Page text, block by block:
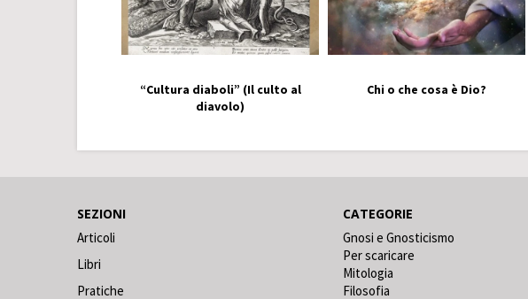
“Cultura diaboli” (Il culto al
diavolo)
Chi o che cosa è Dio?
SEZIONI
Articoli
Libri
Pratiche
CATEGORIE
Gnosi e Gnosticismo
Per scaricare
Mitologia
Filosofia